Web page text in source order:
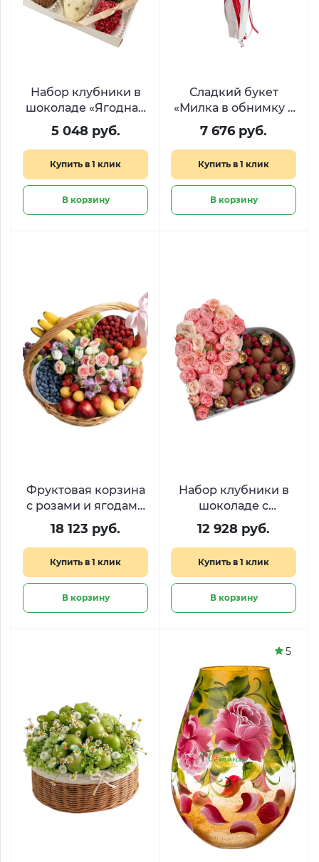
Набор клубники в
шоколаде «Ягодная
нежность»
5 048 руб.
Купить в 1 клик
В корзину
Сладкий букет
«Милка в обнимку с
Киндером»
7 676 руб.
Купить в 1 клик
В корзину
Фруктовая корзина
с розами и ягодами
«Сладкий джаз»
18 123 руб.
Купить в 1 клик
В корзину
Набор клубники в
шоколаде с
малиной и
пионовидными
розами «Десерт для
королевы​»
12 928 руб.
Купить в 1 клик
В корзину
5